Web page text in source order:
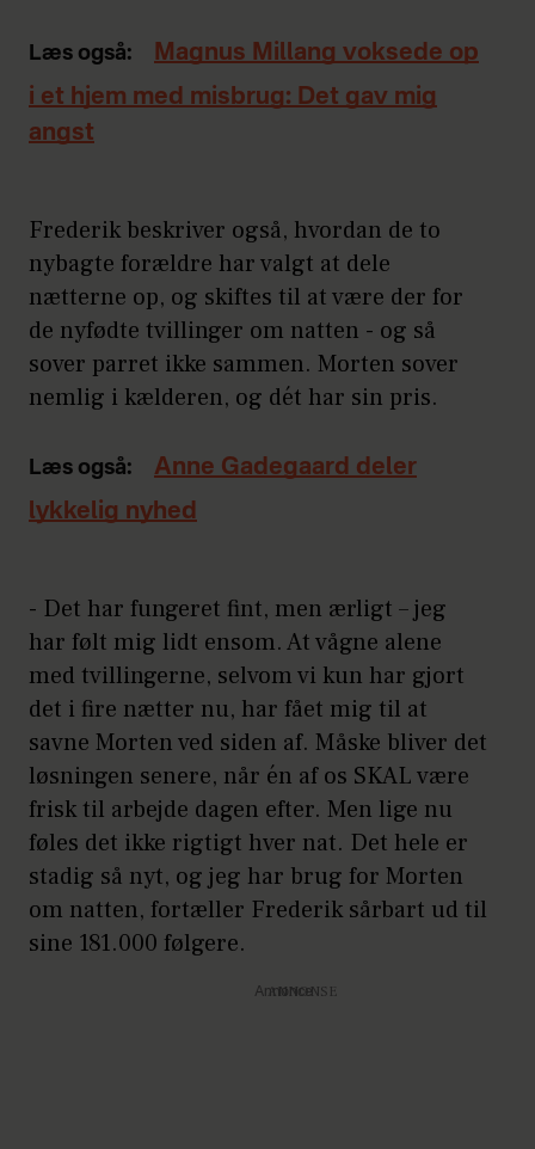
Læs også:
Magnus Millang voksede op
i et hjem med misbrug: Det gav mig
angst
Frederik beskriver også, hvordan de to
nybagte forældre har valgt at dele
nætterne op, og skiftes til at være der for
de nyfødte tvillinger om natten - og så
sover parret ikke sammen. Morten sover
nemlig i kælderen, og dét har sin pris.
Læs også:
Anne Gadegaard deler
lykkelig nyhed
- Det har fungeret fint, men ærligt – jeg
har følt mig lidt ensom. At vågne alene
med tvillingerne, selvom vi kun har gjort
det i fire nætter nu, har fået mig til at
savne Morten ved siden af. Måske bliver det
løsningen senere, når én af os SKAL være
frisk til arbejde dagen efter. Men lige nu
føles det ikke rigtigt hver nat. Det hele er
stadig så nyt, og jeg har brug for Morten
om natten, fortæller Frederik sårbart ud til
sine 181.000 følgere.
Annonce